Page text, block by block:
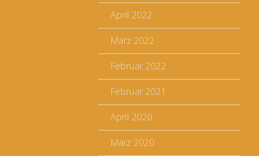
April 2022
März 2022
Februar 2022
Februar 2021
April 2020
März 2020